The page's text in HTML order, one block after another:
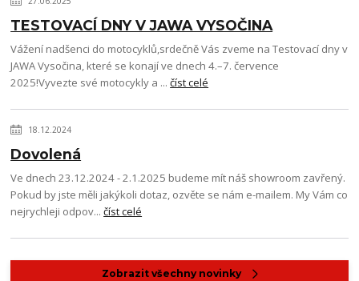
TESTOVACÍ DNY V JAWA VYSOČINA
Vážení nadšenci do motocyklů,srdečně Vás zveme na Testovací dny v
JAWA Vysočina, které se konají ve dnech 4.–7. července
2025!Vyvezte své motocykly a ...číst celé
18.12.2024
Dovolená
Ve dnech 23.12.2024 - 2.1.2025 budeme mít náš showroom zavřený.
Pokud by jste měli jakýkoli dotaz, ozvěte se nám e-mailem. My Vám co
nejrychleji odpov...číst celé
Zobrazit všechny novinky